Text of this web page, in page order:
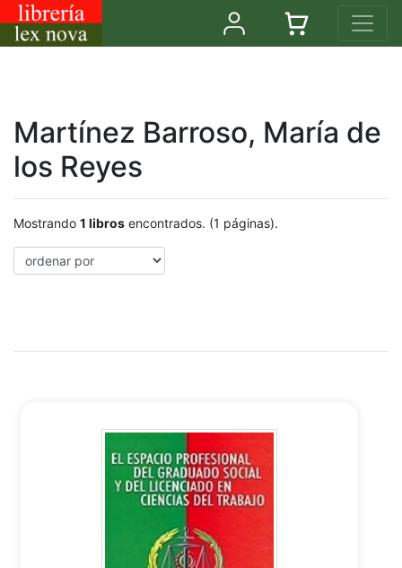
Martínez Barroso, María de
los Reyes
Mostrando 1 libros encontrados. (1 páginas).